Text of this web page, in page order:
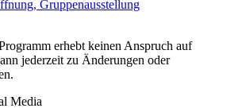
Gruppenausstellung
erhebt keinen Anspruch auf
jederzeit zu Änderungen oder
Media